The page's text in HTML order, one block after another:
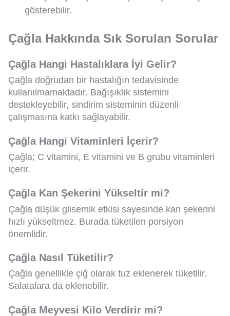
gösterebilir.
Çağla Hakkında Sık Sorulan Sorular
Çağla Hangi Hastalıklara İyi Gelir?
Çağla doğrudan bir hastalığın tedavisinde
kullanılmamaktadır. Bağışıklık sistemini
destekleyebilir, sindirim sisteminin düzenli
çalışmasına katkı sağlayabilir.
Çağla Hangi Vitaminleri İçerir?
Çağla; C vitamini, E vitamini ve B grubu vitaminleri
içerir.
Çağla Kan Şekerini Yükseltir mi?
Çağla düşük glisemik etkisi sayesinde kan şekerini
hızlı yükseltmez. Burada tüketilen porsiyon
önemlidir.
Çağla Nasıl Tüketilir?
Çağla genellikle çiğ olarak tuz eklenerek tüketilir.
Salatalara da eklenebilir.
Çağla Meyvesi Kilo Verdirir mi?